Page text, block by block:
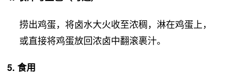
捞出鸡蛋，将卤水大火收至浓稠，淋在鸡蛋上，
或直接将鸡蛋放回浓卤中翻滚裹汁。
5.食用